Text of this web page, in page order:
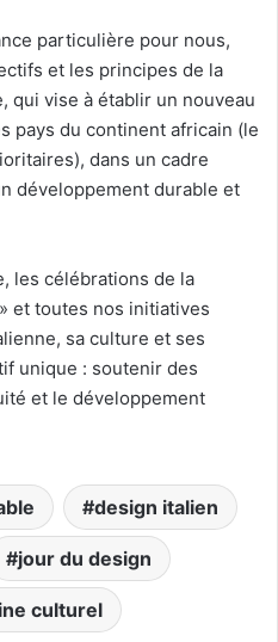
particulière pour nous,
et les principes de la
qui vise à établir un nouveau
pays du continent africain (le
dans un cadre
développement durable et
les célébrations de la
et toutes nos initiatives
sa culture et ses
unique : soutenir des
et le développement
design italien
jour du design
culturel